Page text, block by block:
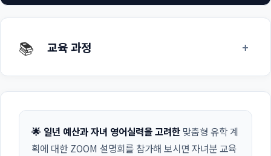
📚 교육 과정 +
🌟 일년 예산과 자녀 영어실력을 고려한 맞춤형 유학 계
획에 대한 ZOOM 설명회를 참가해 보시면 자녀분 교육